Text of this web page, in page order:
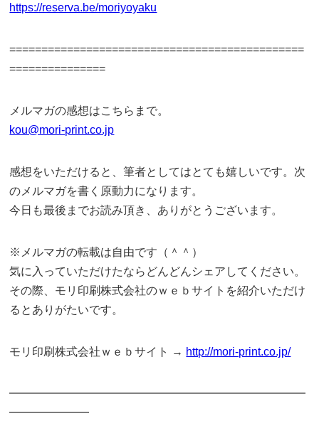
https://reserva.be/moriyoyaku
==============================================
===============
メルマガの感想はこちらまで。
kou@mori-print.co.jp
感想をいただけると、筆者としてはとても嬉しいです。次
のメルマガを書く原動力になります。
今日も最後までお読み頂き、ありがとうございます。
※メルマガの転載は自由です（＾＾）
気に入っていただけたならどんどんシェアしてください。
その際、モリ印刷株式会社のｗｅｂサイトを紹介いただけ
るとありがたいです。
モリ印刷株式会社ｗｅｂサイト → http://mori-print.co.jp/
━━━━━━━━━━━━━━━━━━━━━━━━━━
━━━━━━━